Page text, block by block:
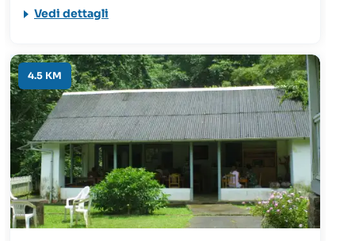
piatti creoli e barbecue (utilizzando un carbone
servizio di consegna direttamente in spiaggia (da
settembre ad aprile). Durante questo periodo, gli
ospiti possono farsi portare i piatti, sempre
preparati al momento, direttamente in spiaggia. Le
ordinazioni da fare in anticipo possono essere
effettuate per telefono!
Vedi dettagli
4.5 KM